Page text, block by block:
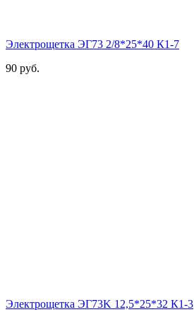
Электрощетка ЭГ73 2/8*25*40 К1-7
90 руб.
Электрощетка ЭГ73K 12,5*25*32 К1-3